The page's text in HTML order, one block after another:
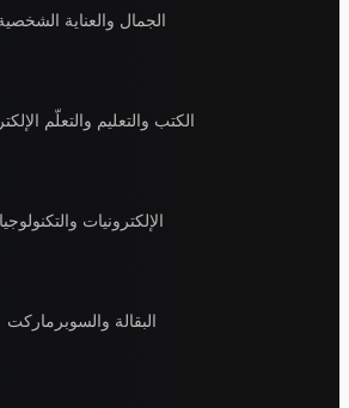
الجمال والعناية الشخصية
الكتب والتعليم والتعلّم الإلكتروني
الإلكترونيات والتكنولوجيا
البقالة والسوبرماركت